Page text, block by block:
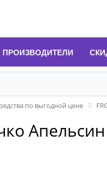
ПРОИЗВОДИТЕЛИ
по выгодной цене